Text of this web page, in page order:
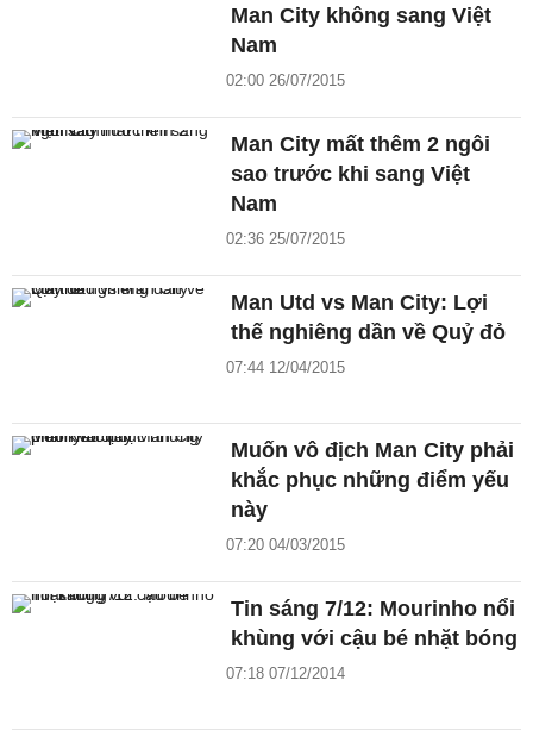
Man City không sang Việt
Nam
02:00 26/07/2015
Man City mất thêm 2 ngôi
sao trước khi sang Việt
Nam
02:36 25/07/2015
Man Utd vs Man City: Lợi
thế nghiêng dần về Quỷ đỏ
07:44 12/04/2015
Muốn vô địch Man City phải
khắc phục những điểm yếu
này
07:20 04/03/2015
Tin sáng 7/12: Mourinho nổi
khùng với cậu bé nhặt bóng
07:18 07/12/2014